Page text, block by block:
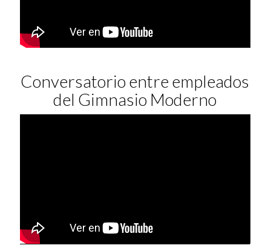
Conversatorio entre empleados
del Gimnasio Moderno